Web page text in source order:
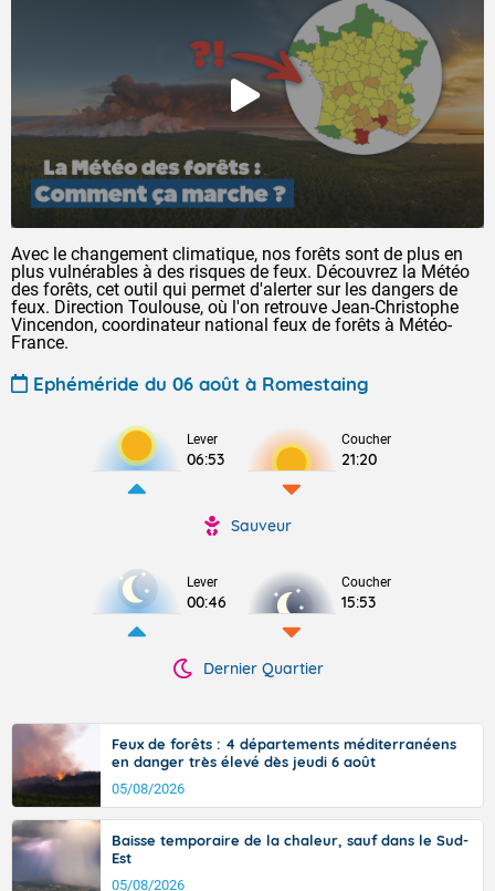
Avec le changement climatique, nos forêts sont de plus en
plus vulnérables à des risques de feux. Découvrez la Météo
des forêts, cet outil qui permet d'alerter sur les dangers de
feux. Direction Toulouse, où l'on retrouve Jean-Christophe
Vincendon, coordinateur national feux de forêts à Météo-
France.
Ephéméride du 06 août à Romestaing
Lever
06:53
Coucher
21:20
Sauveur
Lever
00:46
Coucher
15:53
Dernier Quartier
Feux de forêts : 4 départements méditerranéens
en danger très élevé dès jeudi 6 août
05/08/2026
Baisse temporaire de la chaleur, sauf dans le Sud-
Est
05/08/2026